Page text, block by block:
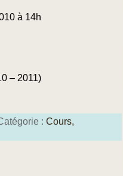
à 14h
– 2011)
:Cours,